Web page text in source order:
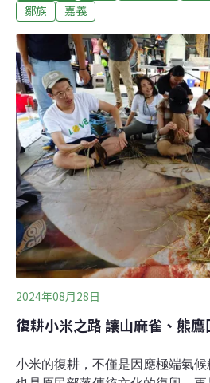
自然保育署嘉義分署自去（2023
地、入侵自主通報外，也配合在
動相機。今年5至6月份，參與計
獵人湯志卿三度在新高口巡守區
又在特富野部落獵場領域往北的
到一隻黑熊成年個體，顯示該區
落社區所拍攝的黑熊影像，除了
布、生態習性監測資訊，透過「
保署可提供「生態薪水」給協助
民，以降低人獸衝突、共享保育
的
鄒族
嘉義
2024年08月28日
復耕小米之路 讓山麻雀、熊鷹
小米的復耕，不僅是因應極端氣候